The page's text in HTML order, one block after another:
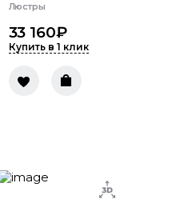
Люстры
33 160₽
Купить в 1 клик